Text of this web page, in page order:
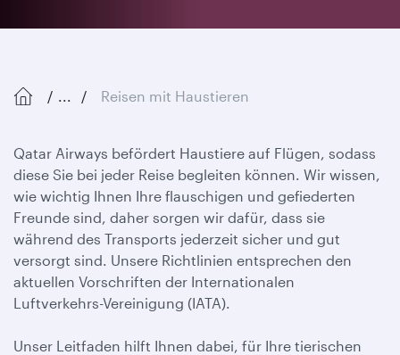
... Reisen mit Haustieren
Qatar Airways befördert Haustiere auf Flügen, sodass
diese Sie bei jeder Reise begleiten können. Wir wissen,
wie wichtig Ihnen Ihre flauschigen und gefiederten
Freunde sind, daher sorgen wir dafür, dass sie
während des Transports jederzeit sicher und gut
versorgt sind. Unsere Richtlinien entsprechen den
aktuellen Vorschriften der Internationalen
Luftverkehrs-Vereinigung (IATA).
Unser Leitfaden hilft Ihnen dabei, für Ihre tierischen